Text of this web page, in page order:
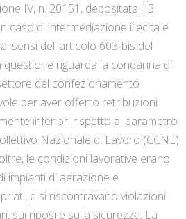
IV, n. 20151, depositata il 3
caso di intermediazione illecita e
sensi dell'articolo 603-bis del
questione riguarda la condanna di
del confezionamento
per aver offerto retribuzioni
inferiori rispetto al parametro
Nazionale di Lavoro (CCNL)
le condizioni lavorative erano
impianti di aerazione e
e si riscontravano violazioni
sui riposi e sulla sicurezza. La